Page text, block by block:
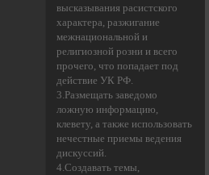
высказывания расистского
характера, разжигание
межнациональной и
религиозной розни и всего
прочего, что попадает под
действие УК РФ.
3.Размещать заведомо
ложную информацию,
клевету, а также использовать
нечестные приемы ведения
дискуссий.
4.Создавать темы,